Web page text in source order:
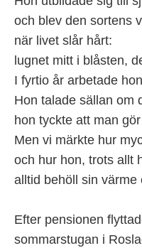
och blev den sortens
när livet slår hårt:
lugnet mitt i blåsten,
I fyrtio år arbetade
Hon talade sällan om
hon tyckte att man
Men vi märkte hur
och hur hon, trots allt
alltid behöll sin värme
Efter pensionen
sommarstugan i